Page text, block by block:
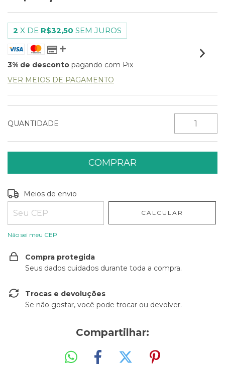
2 X DE R$32,50 SEM JUROS
3% de desconto pagando com Pix
VER MEIOS DE PAGAMENTO
QUANTIDADE
Entregas para o CEP:
Meios de envio
CALCULAR
Não sei meu CEP
Compra protegida
Seus dados cuidados durante toda a compra.
Trocas e devoluções
Se não gostar, você pode trocar ou devolver.
Compartilhar: